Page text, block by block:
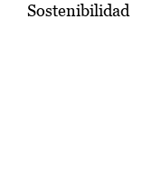
Sostenibilidad